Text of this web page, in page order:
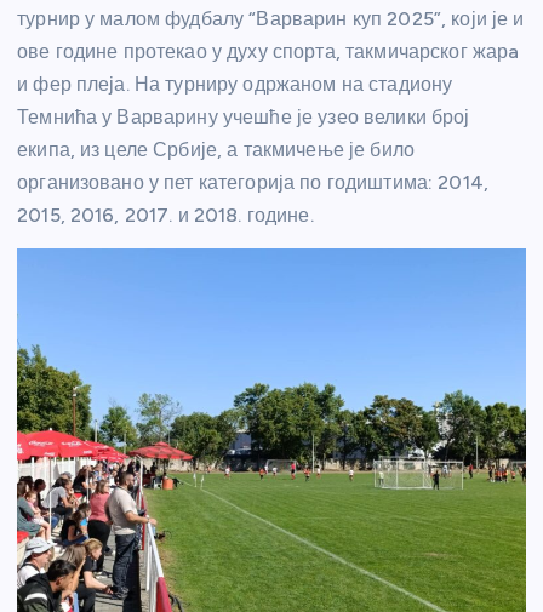
турнир у малом фудбалу “Варварин куп 2025”, који је и
ове године протекао у духу спорта, такмичарског жарa
и фер плеја. На турниру одржаном на стадиону
Темнића у Варварину учешће је узео велики број
екипа, из целе Србије, а такмичење је било
организовано у пет категорија по годиштима: 2014,
2015, 2016, 2017. и 2018. године.